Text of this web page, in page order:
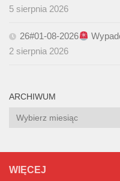
5 sierpnia 2026
26#01-08-2026
2 sierpnia 2026
ARCHIWUM
Archiwum
WIĘCEJ